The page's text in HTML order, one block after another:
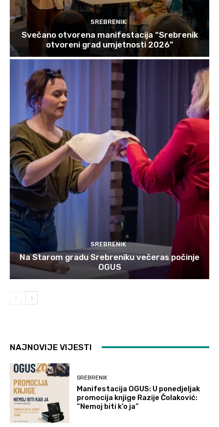
SREBRENIK
Svečano otvorena manifestacija “Srebrenik
otvoreni grad umjetnosti 2026”
SREBRENIK
Na Starom gradu Srebreniku večeras počinje
OGUS
NAJNOVIJE VIJESTI
SREBRENIK
Manifestacija OGUS: U ponedjeljak
promocija knjige Razije Čolaković:
“Nemoj biti k’o ja”